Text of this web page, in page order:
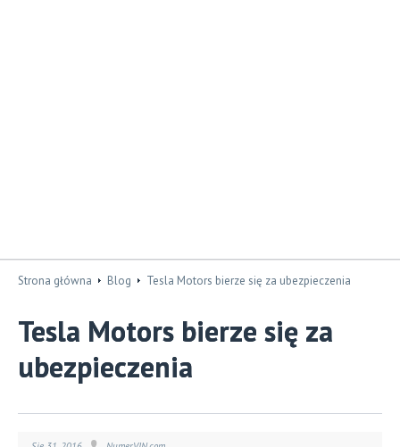
Strona główna Blog Tesla Motors bierze się za ubezpieczenia
Tesla Motors bierze się za
ubezpieczenia